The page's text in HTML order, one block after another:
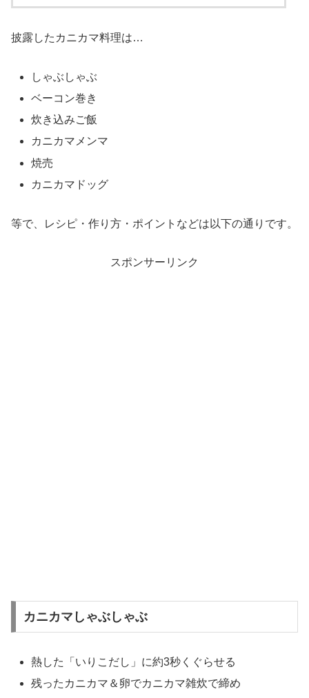
披露したカニカマ料理は…
しゃぶしゃぶ
ベーコン巻き
炊き込みご飯
カニカマメンマ
焼売
カニカマドッグ
等で、レシピ・作り方・ポイントなどは以下の通りです。
スポンサーリンク
カニカマしゃぶしゃぶ
熱した「いりこだし」に約3秒くぐらせる
残ったカニカマ＆卵でカニカマ雑炊で締め